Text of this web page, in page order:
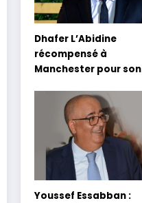
Dhafer L’Abidine
récompensé à
Manchester pour son
Youssef Essabban :